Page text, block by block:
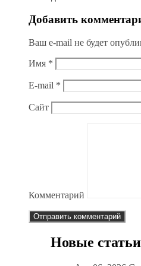
Добавить
Ваш e-mail не будет
Имя *
E-mail *
Сайт
Комментарий
Новые статьи